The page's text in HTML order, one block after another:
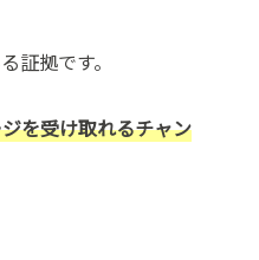
証拠です。
を受け取れるチャン